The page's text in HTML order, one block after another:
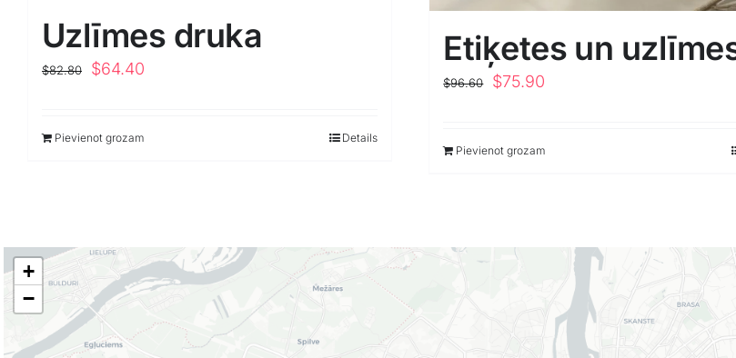
Uzlīmes druka
$82.80
Original
$82.80.
$64.40
Pievienot grozam Details
Etiķetes un
$96.60
Original
$96.60.
$75.90
Pievienot grozam
+
−